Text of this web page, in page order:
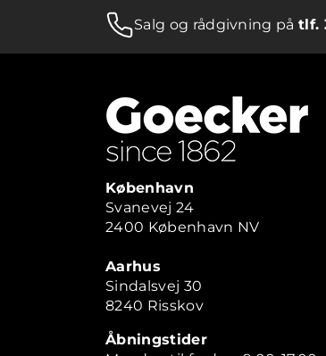
Salg og rådgivning påtlf.
København
Svanevej 24
2400 København NV
Aarhus
Sindalsvej 30
8240 Risskov
Åbningstider